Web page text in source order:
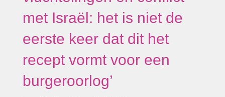
met Israël: het is niet de
eerste keer dat dit het
recept vormt voor een
burgeroorlog’